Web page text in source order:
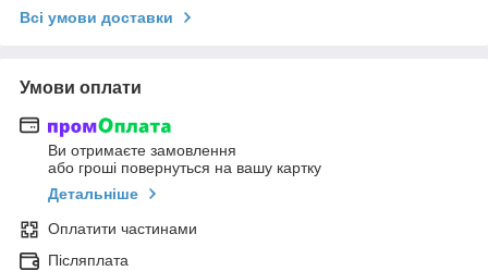
Всі умови доставки
Умови оплати
Ви отримаєте замовлення
або гроші повернуться на вашу картку
Детальніше
Оплатити частинами
Післяплата